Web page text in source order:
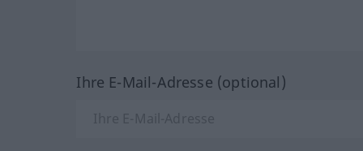
Ihre E-Mail-Adresse (optional)